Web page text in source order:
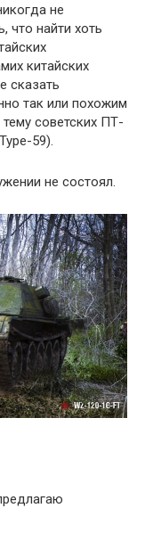
не
что найти хоть
китайских
сказать
так или похожим
советских ПТ-
59).
не состоял.